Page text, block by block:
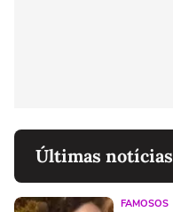
Últimas notícias
FAMOSOS